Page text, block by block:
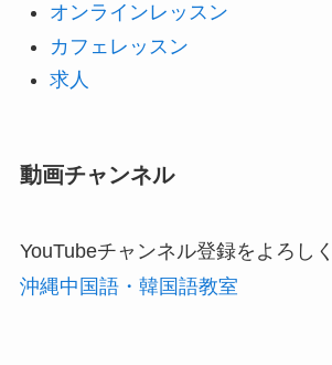
オンラインレッスン
カフェレッスン
求人
動画チャンネル
YouTubeチャンネル登録をよろし
沖縄中国語・韓国語教室